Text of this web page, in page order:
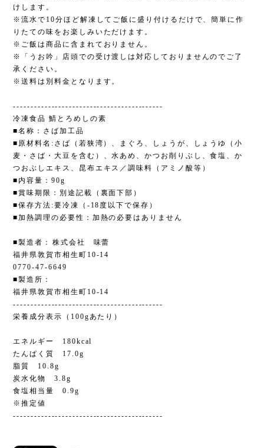
けします。
※流水で10分ほど解凍してご飯に盛り付けるだけで、簡単に作
りたての味をお楽しみいただけます。
※ご飯は商品に含まれておりません。
※「うお吟」店頭での受け渡しは対応しておりませんのでご了
承ください。
※送料は別料金となります。
-------------------------------------------
冷凍食品 鯖とろめしの素
■名称：さば加工品
■原材料名:さば（若狭湾）、まぐろ、しょうが、しょうゆ（小
麦・さば・大豆を含む）、水あめ、かつお削りぶし、食塩、か
つおぶしエキス、昆布エキス／調味料（アミノ酸等）
■内容量：90g
■賞味期限：別途記載（裏面下部）
■保存方法:要冷凍（-18度以下で保存）
■加熱調理の必要性：加熱の必要はありません
■製造者：株式会社 味蕾
福井県敦賀市相生町10-14
0770-47-6649
■製造所：
福井県敦賀市相生町10-14
-------------------------------------------
栄養成分表示（100gあたり）
エネルギー 180kcal
たんぱく質 17.0g
脂質 10.8g
炭水化物 3.8g
食塩相当量 0.9g
※推定値
-------------------------------------------